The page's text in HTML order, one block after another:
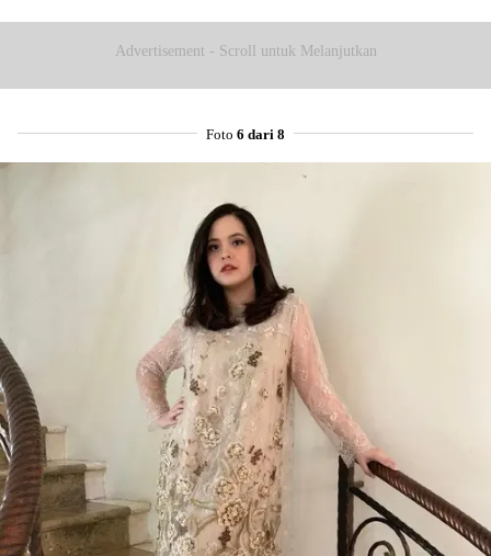
Advertisement - Scroll untuk Melanjutkan
Foto 6 dari 8